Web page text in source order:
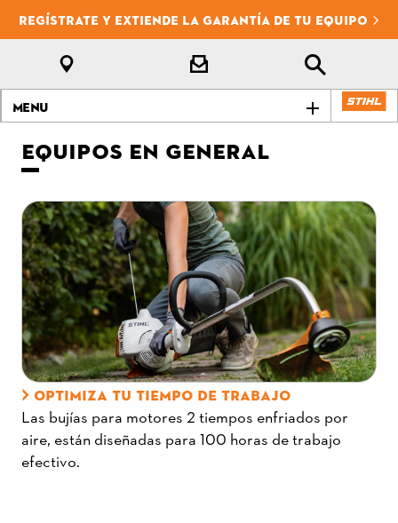
REGÍSTRATE Y EXTIENDE LA GARANTÍA DE TU EQUIPO
Menu
EQUIPOS EN GENERAL
OPTIMIZA TU TIEMPO DE TRABAJO
Las bujías para motores 2 tiempos enfriados por
aire, están diseñadas para 100 horas de trabajo
efectivo.